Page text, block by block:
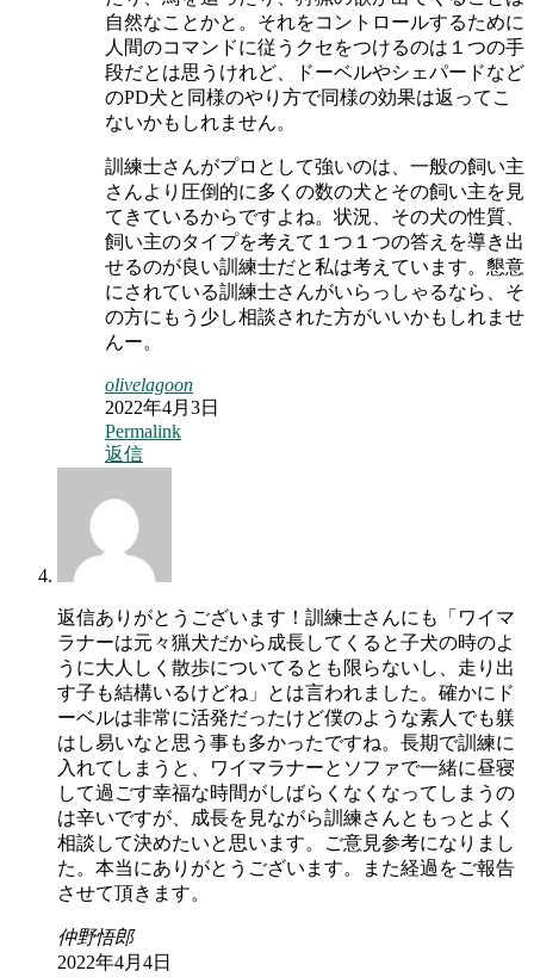
自然なことかと。それをコントロールするために
人間のコマンドに従うクセをつけるのは１つの手
段だとは思うけれど、ドーベルやシェパードなど
のPD犬と同様のやり方で同様の効果は返ってこ
ないかもしれません。
訓練士さんがプロとして強いのは、一般の飼い主
さんより圧倒的に多くの数の犬とその飼い主を見
てきているからですよね。状況、その犬の性質、
飼い主のタイプを考えて１つ１つの答えを導き出
せるのが良い訓練士だと私は考えています。懇意
にされている訓練士さんがいらっしゃるなら、そ
の方にもう少し相談された方がいいかもしれませ
んー。
olivelagoon
2022年4月3日
Permalink
返信
返信ありがとうございます！訓練士さんにも「ワイマ
ラナーは元々猟犬だから成長してくると子犬の時のよ
うに大人しく散歩についてるとも限らないし、走り出
す子も結構いるけどね」とは言われました。確かにド
ーベルは非常に活発だったけど僕のような素人でも躾
はし易いなと思う事も多かったですね。長期で訓練に
入れてしまうと、ワイマラナーとソファで一緒に昼寝
して過ごす幸福な時間がしばらくなくなってしまうの
は辛いですが、成長を見ながら訓練さんともっとよく
相談して決めたいと思います。ご意見参考になりまし
た。本当にありがとうございます。また経過をご報告
させて頂きます。
仲野悟郎
2022年4月4日